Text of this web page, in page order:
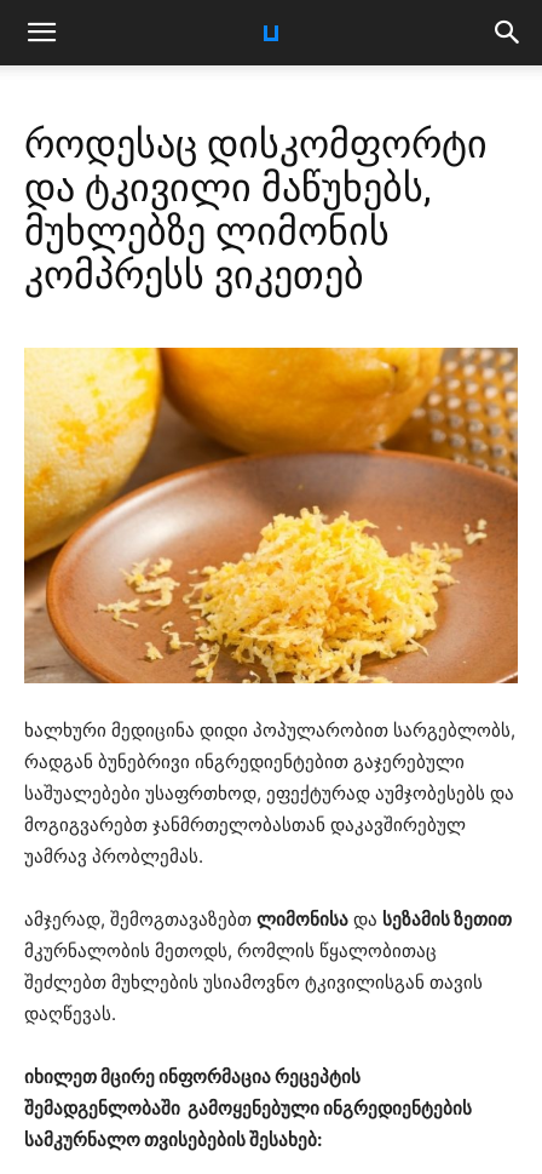
როდესაც დისკომფორტი
და ტკივილი მაწუხებს,
მუხლებზე ლიმონის
კომპრესს ვიკეთებ
ხალხური მედიცინა დიდი პოპულარობით სარგებლობს,
რადგან ბუნებრივი ინგრედიენტებით გაჯერებული
საშუალებები უსაფრთხოდ, ეფექტურად აუმჯობესებს და
მოგიგვარებთ ჯანმრთელობასთან დაკავშირებულ
უამრავ პრობლემას.
ამჯერად, შემოგთავაზებთ ლიმონისა და სეზამის ზეთით
მკურნალობის მეთოდს, რომლის წყალობითაც
შეძლებთ მუხლების უსიამოვნო ტკივილისგან თავის
დაღწევას.
იხილეთ მცირე ინფორმაცია რეცეპტის
შემადგენლობაში გამოყენებული ინგრედიენტების
სამკურნალო თვისებების შესახებ: